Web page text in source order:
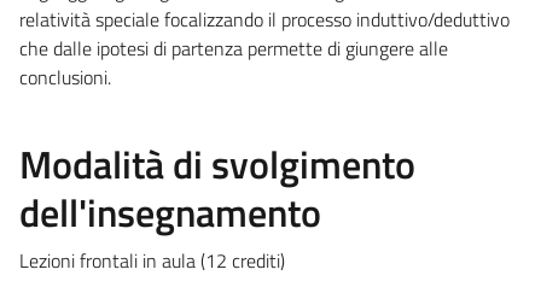
relatività speciale focalizzando il processo induttivo/deduttivo
che dalle ipotesi di partenza permette di giungere alle
conclusioni.
Modalità di svolgimento
dell'insegnamento
Lezioni frontali in aula (12 crediti)